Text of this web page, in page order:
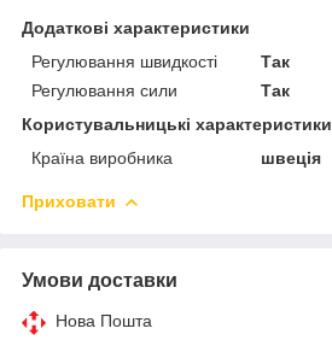
Додаткові характеристики
Регулювання швидкості
Так
Регулювання сили
Так
Користувальницькі характеристики
Країна виробника
швеція
Приховати
Умови доставки
Нова Пошта